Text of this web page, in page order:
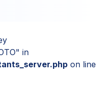
in
on line